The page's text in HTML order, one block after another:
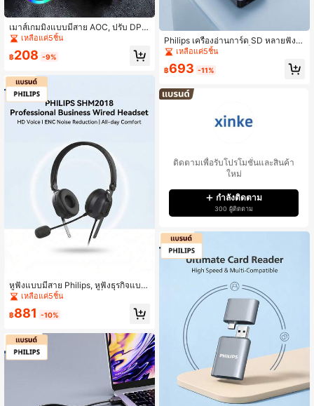
เมาส์เกมมิ่งแบบมีสาย AOC, ปรับ DPI
ได้ 3600, ปุ่มเงียบ, ไฟ RGB, เหมาะสำ
พลย์
เหลือแค่5ชิ้น
฿208 -9%
หูฟังแบบมีสาย Philips, หูฟังธุรกิจแบบ
ครอบหู พร้อมไมโครโฟนที่หมุนได้, ปรับ
บาะหูนุ่มและระบายอากาศได้, สบายสำ
เหลือแค่5ชิ้น
฿881 -10%
Philips เครื่องอ่านการ์ด SD หลายฟังก์
ชัน, การถ่ายโอนความเร็วสูง USB 3.2,
อมพิวเตอร์, การออกแบบช่องการ์ดคู่, ก
นักงานอย่างรวดเร็ว
เหลือแค่5ชิ้น
฿693 -11%
ติดตามเพื่อรับโปรโมชั่นและสินค้า
ใหม่
กำลังติดตาม
300 ผู้ติดตาม